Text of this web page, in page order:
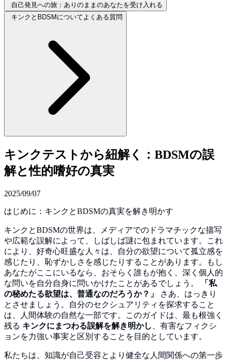
自己発見への旅：ありのままのあなたを受け入れる
キンクとBDSMについてよくある質問
キンクテストから紐解く：BDSMの誤
解と性的嗜好の真実
2025/09/07
はじめに：キンクとBDSMの真実を解き明かす
キンクとBDSMの世界は、メディアでのドラマチックな描写
や広範な誤解によって、しばしば謎に包まれています。これ
により、好奇心旺盛な人々は、自分の欲望について孤立感を
感じたり、恥ずかしさを感じたりすることがあります。もし
あなたがここにいるなら、おそらく誰もが抱く、深く個人的
な問いを自分自身に問いかけたことがあるでしょう。
「私
の秘めたる欲望は、普通なのだろうか？」
さあ、はっきり
とさせましょう。自分のセクシュアリティを探求すること
は、人間体験の自然な一部です。このガイドは、最も根強く
残る キンクにまつわる誤解を解き明かし
、有害なフィクシ
ョンを力強い事実と区別することを目的としています。
私たちは、知識が自己受容とより健全な人間関係への第一歩